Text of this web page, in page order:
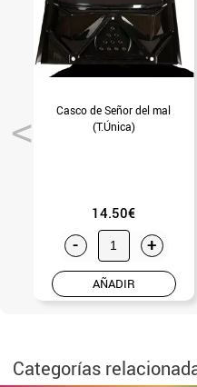
Casco de Señor del mal
(T.Única)
14.50€
- +
AÑADIR
Categorías